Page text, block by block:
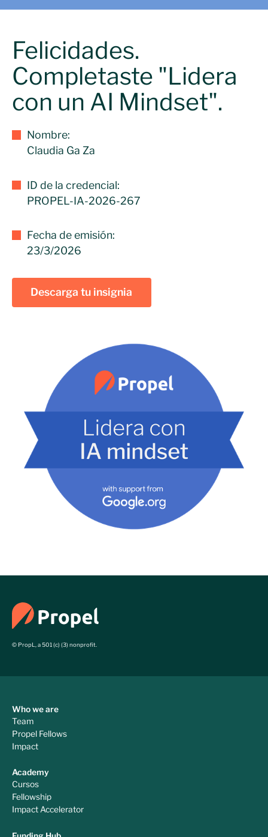
Felicidades.
Completaste "Lidera
con un AI Mindset".
Nombre:
Claudia Ga Za
ID de la credencial:
PROPEL-IA-2026-267
Fecha de emisión:
23/3/2026
Descarga tu insignia
© PropL, a 501 (c) (3) nonprofit.
Who we are
Team
Propel Fellows
Impact
Academy
Cursos
Fellowship
Impact Accelerator